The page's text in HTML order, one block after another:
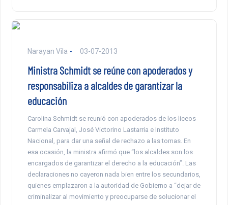
Narayan Vila 03-07-2013
Ministra Schmidt se reúne con apoderados y
responsabiliza a alcaldes de garantizar la
educación
Carolina Schmidt se reunió con apoderados de los liceos
Carmela Carvajal, José Victorino Lastarria e Instituto
Nacional, para dar una señal de rechazo a las tomas. En
esa ocasión, la ministra afirmó que “los alcaldes son los
encargados de garantizar el derecho a la educación”. Las
declaraciones no cayeron nada bien entre los secundarios,
quienes emplazaron a la autoridad de Gobierno a “dejar de
criminalizar al movimiento y preocuparse de solucionar el